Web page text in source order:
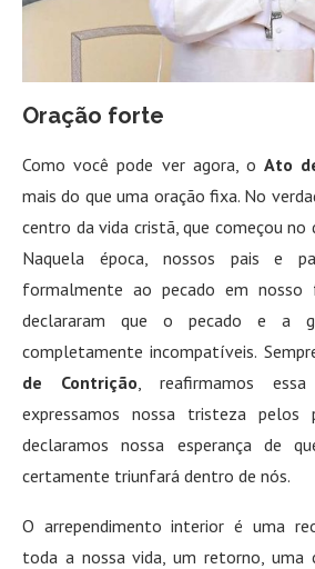
Oração forte
Como você pode ver agora, oAto
mais do que uma oração fixa. No
centro da vida cristã, que começou no
Naquela época, nossos pais e
formalmente ao pecado em
declararam que o pecado e a
completamente incompatíveis.
de Contrição , reafirmamos
expressamos nossa tristeza pelos
declaramos nossa esperança de
certamente triunfará dentro de nós.
O arrependimento interior é uma
toda a nossa vida, um retorno, uma